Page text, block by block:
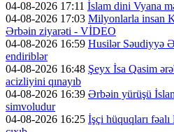
04-08-2026 17:11 İslam dini Vyana
04-08-2026 17:03 Milyonlarla insan
Ərbəin ziyarəti - VİDEO
04-08-2026 16:59 Husilər Səudiyyə
endiriblər
04-08-2026 16:48 Şeyx İsa Qasim
acizliyini qınayıb
04-08-2026 16:39 Ərbəin yürüşü
simvoludur
04-08-2026 16:25 İşçi hüquqları